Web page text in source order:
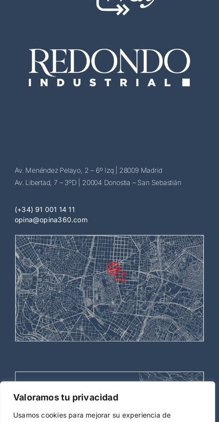
Valoramos tu privacidad
Usamos cookies para mejorar su experiencia de
Av. Menéndez Pelayo, 2 – 6º Izq | 28009 Madrid
Av. Libertad, 7 – 3ºD | 20004 Donostia – San Sebastián
(+34) 91 001 14 11
opina@opina360.com